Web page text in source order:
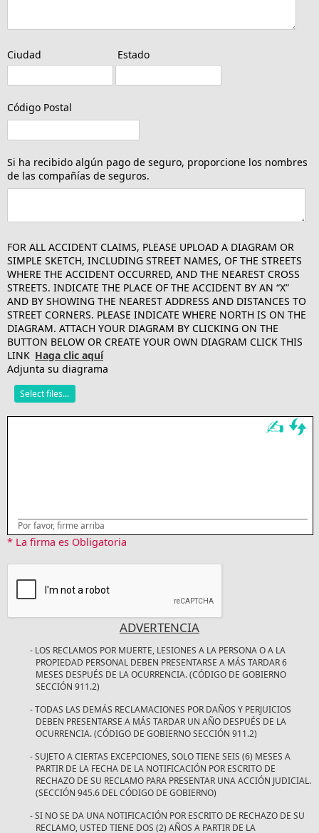
Ciudad Estado
Código Postal
Si ha recibido algún pago de seguro, proporcione los nombres
de las compañías de seguros.
FOR ALL ACCIDENT CLAIMS, PLEASE UPLOAD A DIAGRAM OR
SIMPLE SKETCH, INCLUDING STREET NAMES, OF THE STREETS
WHERE THE ACCIDENT OCCURRED, AND THE NEAREST CROSS
STREETS. INDICATE THE PLACE OF THE ACCIDENT BY AN “X”
AND BY SHOWING THE NEAREST ADDRESS AND DISTANCES TO
STREET CORNERS. PLEASE INDICATE WHERE NORTH IS ON THE
DIAGRAM. ATTACH YOUR DIAGRAM BY CLICKING ON THE
BUTTON BELOW OR CREATE YOUR OWN DIAGRAM CLICK THIS
LINK Haga clic aquí
Adjunta su diagrama
Select files...
Por favor, firme arriba
* La firma es Obligatoria
ADVERTENCIA
LOS RECLAMOS POR MUERTE, LESIONES A LA PERSONA O A LA
PROPIEDAD PERSONAL DEBEN PRESENTARSE A MÁS TARDAR 6
MESES DESPUÉS DE LA OCURRENCIA. (CÓDIGO DE GOBIERNO
SECCIÓN 911.2)
TODAS LAS DEMÁS RECLAMACIONES POR DAÑOS Y PERJUICIOS
DEBEN PRESENTARSE A MÁS TARDAR UN AÑO DESPUÉS DE LA
OCURRENCIA. (CÓDIGO DE GOBIERNO SECCIÓN 911.2)
SUJETO A CIERTAS EXCEPCIONES, SOLO TIENE SEIS (6) MESES A
PARTIR DE LA FECHA DE LA NOTIFICACIÓN POR ESCRITO DE
RECHAZO DE SU RECLAMO PARA PRESENTAR UNA ACCIÓN JUDICIAL.
(SECCIÓN 945.6 DEL CÓDIGO DE GOBIERNO)
SI NO SE DA UNA NOTIFICACIÓN POR ESCRITO DE RECHAZO DE SU
RECLAMO, USTED TIENE DOS (2) AÑOS A PARTIR DE LA